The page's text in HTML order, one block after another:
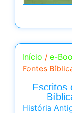
Início / e-
Fontes
Escritos
História